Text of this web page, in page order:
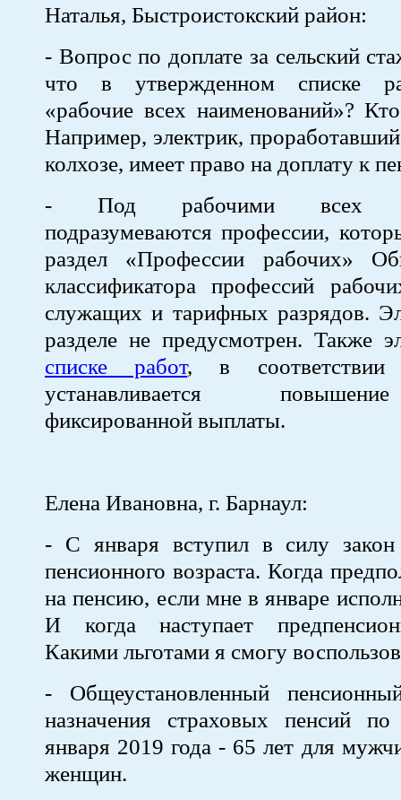
Наталья, Быстроистокский район:
- Вопрос по доплате за сельский
что в утвержденном списке
«рабочие всех наименований»?
Например, электрик,
колхозе, имеет право на доплату к
- Под рабочими всех
подразумеваются профессии,
раздел «Профессии рабочих»
классификатора профессий
служащих и тарифных разрядов.
разделе не предусмотрен. Также
списке работ, в
устанавливается
фиксированной выплаты.
Елена Ивановна, г. Барнаул:
- С января вступил в силу
пенсионного возраста. Когда
на пенсию, если мне в январе
И когда наступает
Какими льготами я смогу
- Общеустановленный
назначения страховых пенсий
января 2019 года - 65 лет для
женщин.